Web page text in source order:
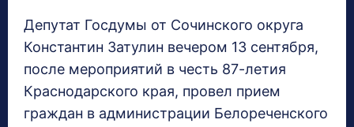
Депутат Госдумы от Сочинского округа
Константин Затулин вечером 13 сентября,
после мероприятий в честь 87-летия
Краснодарского края, провел прием
граждан в администрации Белореченского